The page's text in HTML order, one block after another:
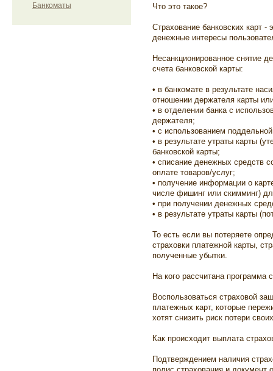
Банкоматы
Что это такое?
Страхование банковских карт
денежные интересы
Несанкционированное снятие
счета банковской карты:
• в банкомате в результате
отношении держателя карты
• в отделении банка с
держателя;
• с использованием
• в результате утраты карты
банковской карты;
• списание денежных средств
оплате товаров/услуг;
• получение информации о
числе фишинг или скимминг)
• при получении денежных
• в результате утраты карты
То есть если вы потеряете
страховки платежной карты,
полученные убытки.
На кого рассчитана программа
Воспользоваться страховой
платежных карт, которые
хотят снизить риск потери
Как происходит выплата
Подтверждением наличия